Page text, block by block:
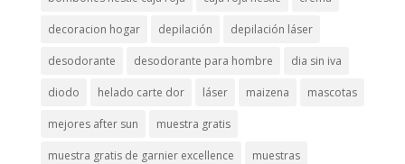
decoracion hogar depilación depilación láser
desodorante desodorante para hombre dia sin iva
diodo helado carte dor láser maizena mascotas
mejores after sun muestra gratis
muestra gratis de garnier excellence muestras